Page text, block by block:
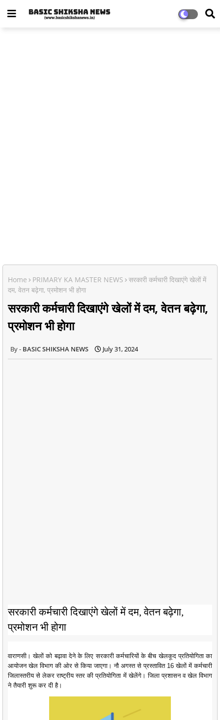
Home PRIMARY KA MASTER NEWS
सरकारी कर्मचारी दिखाएंगे खेलों में
दम, वेतन बढ़ेगा, प्रमोशन भी होगा
सरकारी कर्मचारी दिखाएंगे खेलों में दम, वेतन बढ़ेगा,
प्रमोशन भी होगा
BASIC SHIKSHA NEWS July 31, 2024
सरकारी कर्मचारी दिखाएंगे खेलों में दम, वेतन बढ़ेगा,
प्रमोशन भी होगा
वाराणसी। खेलों को बढ़ावा देने के लिए सरकारी कर्मचारियों के बीच खेलकूद प्रतियोगिता का
आयोजन खेल विभाग की ओर से किया जाएगा। नौ अगस्त से प्रस्तावित 16 खेलों में कर्मचारी
जिलास्तरीय से लेकर राष्ट्रीय स्तर की प्रतियोगिता में खेलेंगे। जिला प्रशासन व खेल विभाग
ने तैयारी शुरू कर दी है।